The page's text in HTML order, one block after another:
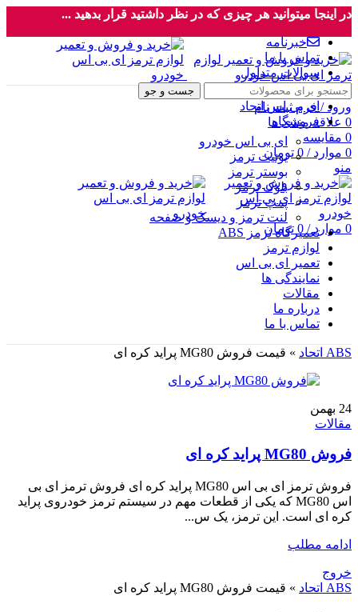
در اینجا میتوانید هر چیزی که در نظر داشتید قرار بدهید ...
خبرنامه
تماس با ما
سوالات متداول
جست و جو
ورود / فرم ثبت نام
0 علاقه مندی ها
0 مقایسه
0 موارد /
0 تومان
منو
0 موارد /
0 تومان
ای بی اس اتحاد
فروشگاه
ای بی اس خودرو
یونیت ترمز
بوستر ترمز
بلوک ترمز
پمپ ترمز
لنت ترمز و دیسک و صفحه
تعمیرگاه ترمز ABS
لوازم ترمز
تعمیر ای بی اس
نمایندگی ها
مقالات
درباره ما
تماس با ما
ABS اتحاد » قیمت فروش MG80 پراید کره ای
24 بهمن
مقالات
فروش MG80 پراید کره ای
فروش ترمز ای بی اس MG80 پراید کره ای فروش ترمز ای بی
اس MG80 که یکی از قطعات مهم در سیستم ترمز خودروی پراید
کره ای است. این ترمز، یک س...
ادامه مطلب
خروج
ABS اتحاد
» قیمت فروش MG80 پراید کره ای